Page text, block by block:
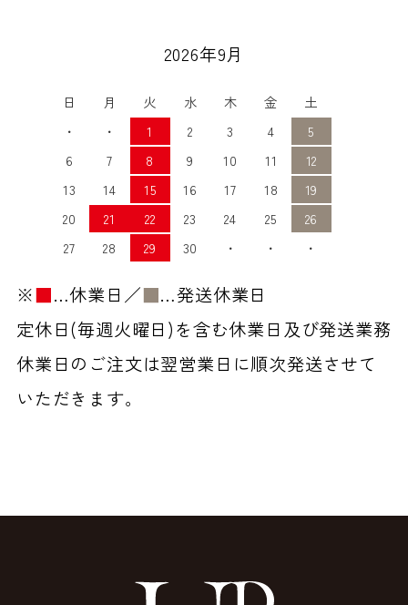
2026年9月
日 月 火 水 木 金
土
・
・ 1 2 3 4
5
6
7 8 9 10 11
12
13
14 15 16 17 18
19
20
21 22 23 24 25
26
27
28 29 30 ・ ・ ・
※■…休業日／■…発送休業日
定休日(毎週火曜日)を含む休業日及び発送業務
休業日のご注文は翌営業日に順次発送させて
いただきます。